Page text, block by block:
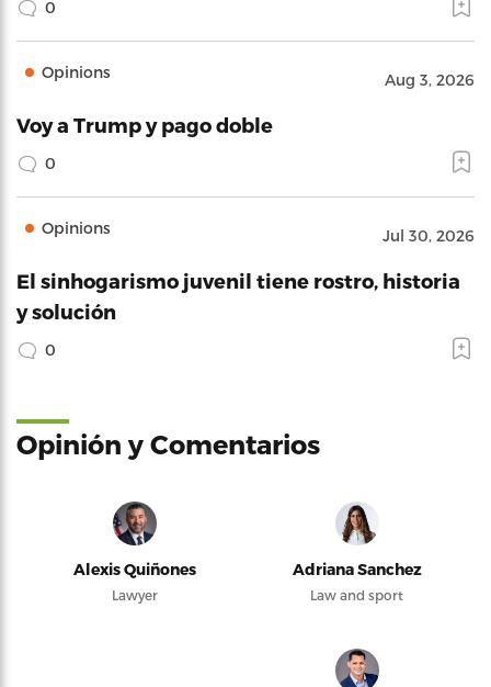
0
Opinions Aug 3, 2026
Voy a Trump y pago doble
0
Opinions Jul 30, 2026
El sinhogarismo juvenil tiene rostro, historia
y solución
0
Opinión y Comentarios
Alexis Quiñones
Lawyer
Adriana Sanchez
Law and sport